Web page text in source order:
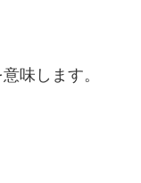
味します。